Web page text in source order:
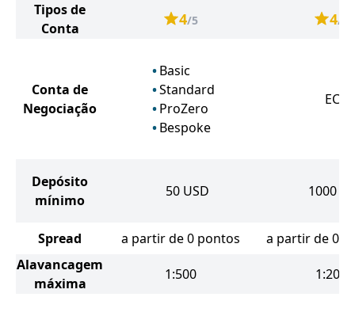
Tipos de
Conta
4/5 4/5
Conta de
Negociação
Basic
Standard
ProZero
Bespoke
ECN
Depósito
mínimo
50 USD 1000
Spread a partir de 0 pontos
a partir de 0.1
Alavancagem
máxima
1:500 1:200